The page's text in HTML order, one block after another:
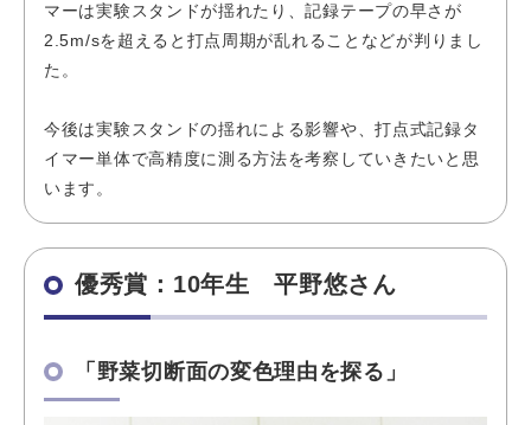
マーは実験スタンドが揺れたり、記録テープの早さが
2.5m/sを超えると打点周期が乱れることなどが判りまし
た。
今後は実験スタンドの揺れによる影響や、打点式記録タ
イマー単体で高精度に測る方法を考察していきたいと思
います。
優秀賞：10年生 平野悠さん
「野菜切断面の変色理由を探る」